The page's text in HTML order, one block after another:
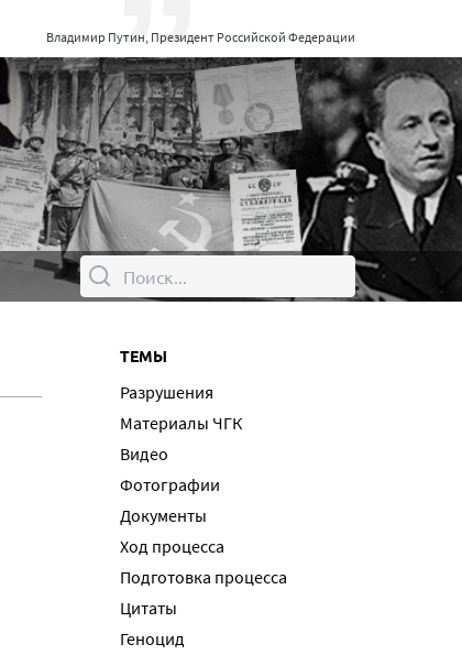
Владимир Путин, Президент Российской Федерации
ТЕМЫ
Разрушения
Материалы ЧГК
Видео
Фотографии
Документы
Ход процесса
Подготовка процесса
Цитаты
Геноцид